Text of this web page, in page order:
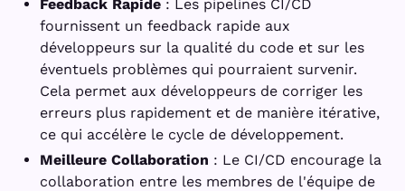
Feedback Rapide : Les pipelines CI/CD
fournissent un feedback rapide aux
développeurs sur la qualité du code et sur les
éventuels problèmes qui pourraient survenir.
Cela permet aux développeurs de corriger les
erreurs plus rapidement et de manière itérative,
ce qui accélère le cycle de développement.
Meilleure Collaboration : Le CI/CD encourage la
collaboration entre les membres de l'équipe de